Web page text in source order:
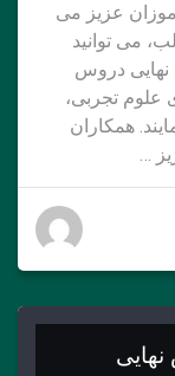
عزیز می
می توانید
نهایی دروس
علوم تجربی،
همکاران
…